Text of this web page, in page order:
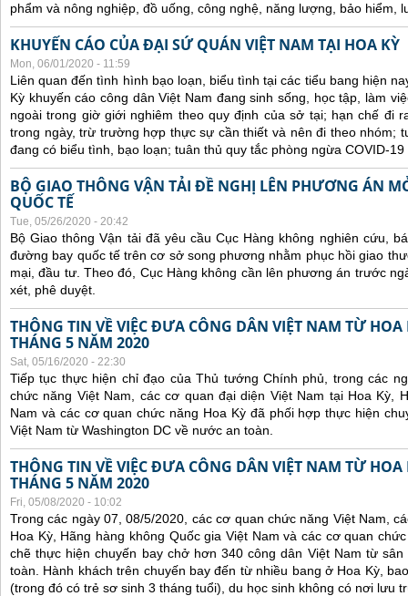
phẩm và nông nghiệp, đồ uống, công nghệ, năng lượng, bảo hiểm,
KHUYẾN CÁO CỦA ĐẠI SỨ QUÁN VIỆT NAM TẠI HOA KỲ
Mon, 06/01/2020 - 11:59
Liên quan đến tình hình bạo loạn, biểu tình tại các tiểu bang hiện
Kỳ khuyến cáo công dân Việt Nam đang sinh sống, học tập, làm
ngoài trong giờ giới nghiêm theo quy định của sở tại; hạn chế đi
trong ngày, trừ trường hợp thực sự cần thiết và nên đi theo nhóm; t
đang có biểu tình, bạo loạn; tuân thủ quy tắc phòng ngừa COVID-
BỘ GIAO THÔNG VẬN TẢI ĐỀ NGHỊ LÊN PHƯƠNG ÁN
QUỐC TẾ
Tue, 05/26/2020 - 20:42
Bộ Giao thông Vận tải đã yêu cầu Cục Hàng không nghiên cứu,
đường bay quốc tế trên cơ sở song phương nhằm phục hồi giao
mại, đầu tư. Theo đó, Cục Hàng không cần lên phương án trước
xét, phê duyệt.
THÔNG TIN VỀ VIỆC ĐƯA CÔNG DÂN VIỆT NAM TỪ HOA
THÁNG 5 NĂM 2020
Sat, 05/16/2020 - 22:30
Tiếp tục thực hiện chỉ đạo của Thủ tướng Chính phủ, trong các
chức năng Việt Nam, các cơ quan đại diện Việt Nam tại Hoa Kỳ,
Nam và các cơ quan chức năng Hoa Kỳ đã phối hợp thực hiện
Việt Nam từ Washington DC về nước an toàn.
THÔNG TIN VỀ VIỆC ĐƯA CÔNG DÂN VIỆT NAM TỪ HOA
THÁNG 5 NĂM 2020
Fri, 05/08/2020 - 10:02
Trong các ngày 07, 08/5/2020, các cơ quan chức năng Việt Nam,
Hoa Kỳ, Hãng hàng không Quốc gia Việt Nam và các cơ quan
chẽ thực hiện chuyến bay chở hơn 340 công dân Việt Nam từ
toàn. Hành khách trên chuyến bay đến từ nhiều bang ở Hoa Kỳ,
(trong đó có trẻ sơ sinh 3 tháng tuổi), du học sinh không có nơi lưu